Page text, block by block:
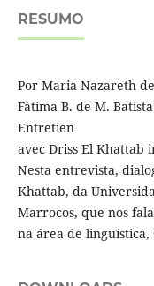
RESUMO
Por Maria Nazareth
Fátima B. de M.
Entretien
avec Driss El Khattab
Nesta entrevista,
Khattab, da
Marrocos, que nos
na área de